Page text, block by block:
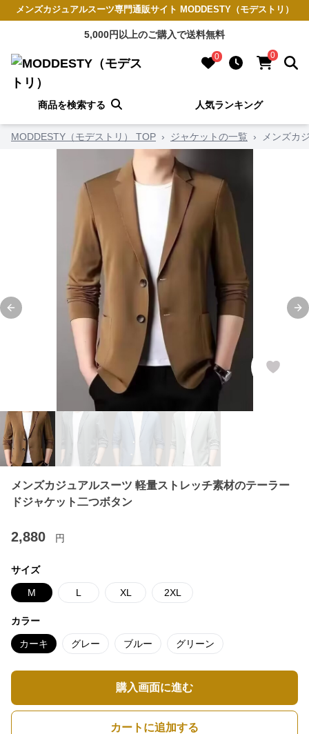
メンズカジュアルスーツ専門通販サイト MODDESTY（モデストリ）
5,000円以上のご購入で送料無料
0 0
商品を検索する 人気ランキング
MODDESTY（モデストリ） TOP › ジャケットの一覧 › メンズカ
Previous slide
メンズカジュアルスーツ 軽量ストレッチ素材のテーラー
ドジャケット二つボタン
2,880 円
サイズ
M L XL 2XL
カラー
カーキ グレー ブルー グリーン
購入画面に進む
カートに追加する